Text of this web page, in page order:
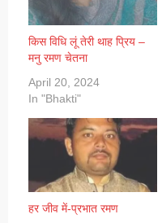
किस विधि लूं तेरी थाह प्रिय –
मनु रमण चेतना
April 20, 2024
In "Bhakti"
हर जीव में-प्रभात रमण